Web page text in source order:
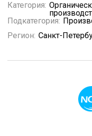
Категория:
Подкатегория:
Регион: Санкт-